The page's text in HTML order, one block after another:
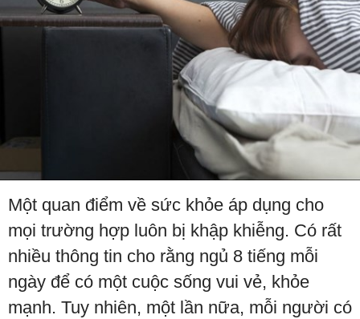
Một quan điểm về sức khỏe áp dụng cho
mọi trường hợp luôn bị khập khiễng. Có rất
nhiều thông tin cho rằng ngủ 8 tiếng mỗi
ngày để có một cuộc sống vui vẻ, khỏe
mạnh. Tuy nhiên, một lần nữa, mỗi người có